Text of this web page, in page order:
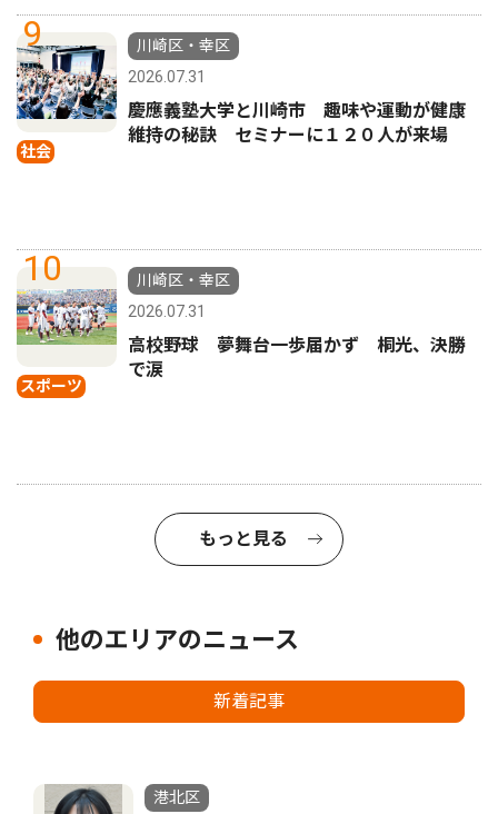
9
社会
川崎区・幸区
2026.07.31
慶應義塾大学と川崎市 趣味や運動が健康
維持の秘訣 セミナーに１２０人が来場
10
スポーツ
川崎区・幸区
2026.07.31
高校野球 夢舞台一歩届かず 桐光、決勝
で涙
もっと見る
他のエリアのニュース
新着記事
港北区